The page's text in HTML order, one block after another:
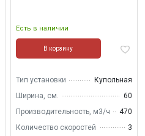
Есть в наличии
В корзину
Тип установки
Купольная
Ширина, см.
60
Производительность, м3/ч
470
Количество скоростей
3